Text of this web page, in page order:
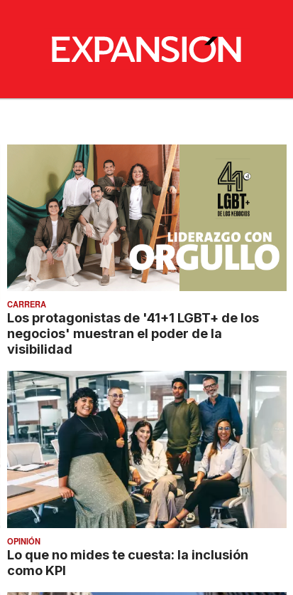
CARRERA
Los protagonistas de '41+1 LGBT+ de los
negocios' muestran el poder de la
visibilidad
OPINIÓN
Lo que no mides te cuesta: la inclusión
como KPI